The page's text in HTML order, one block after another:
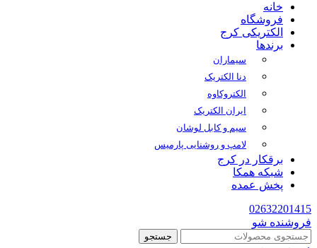
خانه
فروشگاه
الکتریکی کرج
برندها
سیماران
دنا الکتریک
الکتروکاوه
ایران الکتریک
سیم و کابل لوشان
لامپ و روشنایی پارمیس
برقکار در کرج
شبکه همکا
پخش عمده
02632201415
فروشنده شو
جستجو